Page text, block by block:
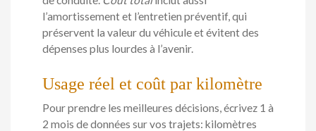
l’amortissement et l’entretien préventif, qui
préservent la valeur du véhicule et évitent des
dépenses plus lourdes à l’avenir.
Usage réel et coût par kilomètre
Pour prendre les meilleures décisions, écrivez 1 à
2 mois de données sur vos trajets: kilomètres